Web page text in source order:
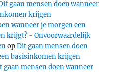
gaan mensen doen wanneer
krijgen
wanneer je morgen een
krijgt? - Onvoorwaardelijk
opDit gaan mensen doen
basisinkomen krijgen
gaan mensen doen wanneer